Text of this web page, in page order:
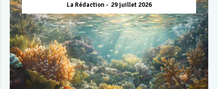
La Rédaction 29 juillet 2026